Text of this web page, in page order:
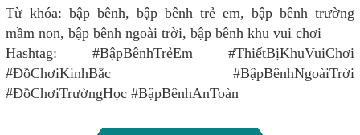
Từ khóa: bập bênh, bập bênh trẻ em, bập bênh trường
mầm non, bập bênh ngoài trời, bập bênh khu vui chơi
Hashtag: #BậpBênhTrẻEm #ThiếtBịKhuVuiChơi
#ĐồChơiKinhBắc #BậpBênhNgoàiTrời
#ĐồChơiTrườngHọc #BậpBênhAnToàn